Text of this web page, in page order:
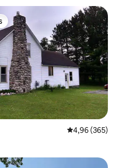
plus appréciés
Évaluation
4,96 (365)